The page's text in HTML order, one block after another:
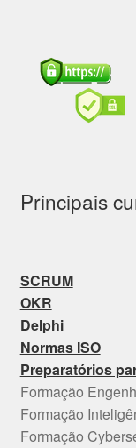
Principais
SCRUM
OKR
Delphi
Normas ISO
Preparatórios
Formação
Formação
Formação